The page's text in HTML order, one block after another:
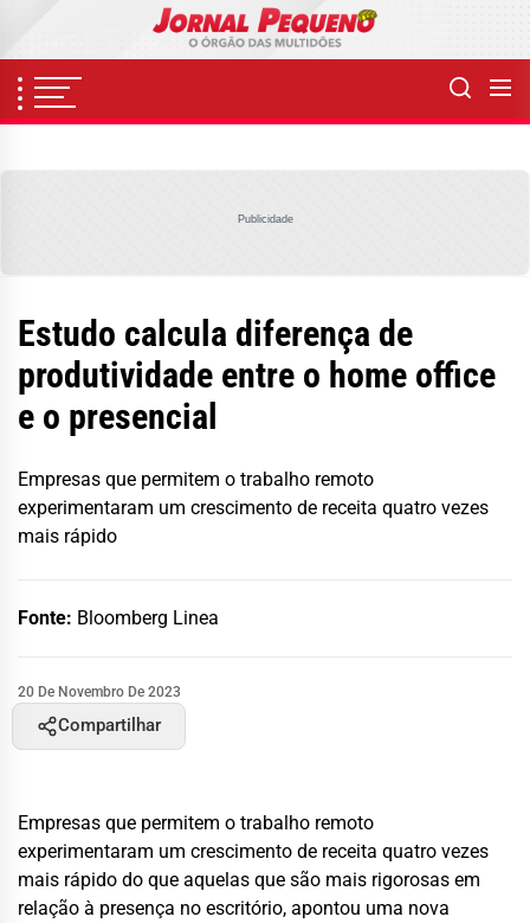
content
Publicidade
Estudo calcula diferença de
produtividade entre o home office
e o presencial
Empresas que permitem o trabalho remoto
experimentaram um crescimento de receita quatro vezes
mais rápido
Fonte: Bloomberg Linea
20 De Novembro De 2023
Compartilhar
Empresas que permitem o trabalho remoto
experimentaram um crescimento de receita quatro vezes
mais rápido do que aquelas que são mais rigorosas em
relação à presença no escritório, apontou uma nova